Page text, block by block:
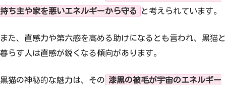
持ち主や家を悪いエネルギーから守る
と考えられています。
また、直感力や第六感を高める助けになるとも言われ、黒猫と
暮らす人は直感が鋭くなる傾向があります。
黒猫の神秘的な魅力は、その 漆黒の被毛が宇宙のエネルギー